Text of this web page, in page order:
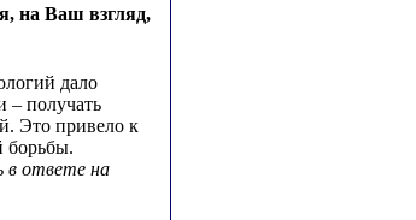
на Ваш взгляд,
дало
– получать
Это привело к
борьбы.
в ответе на